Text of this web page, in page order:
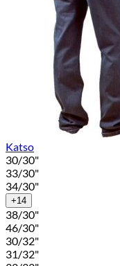
Katso
30/30"
33/30"
34/30"
+14
38/30"
46/30"
30/32"
31/32"